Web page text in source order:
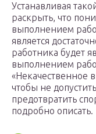
Устанавливая
раскрыть, что
выполнением
является
работника будет
выполнением
«Некачественное
чтобы не
предотвратить
подробно описать.